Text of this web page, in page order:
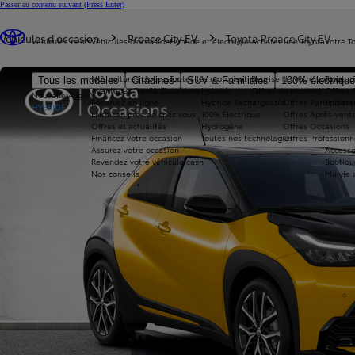
Passer au contenu suivant (Press Enter)
Véhicules neufs
Tous les modèles Citadines SUV & Familiales 100%
Nouvelle Aygo X
HYBRIDE
Véhicules d'occasion
Nos voitures d'occasion
Avantages Toyota Occasions
Réservez en ligne
Livraison près de chez vous
Offres et actualités
Financez votre occasion
Assurez votre occasion
Revendez votre véhicule cash
Nos conseils
Hybride et électrique
Toutes les motorisations
Hybride
Hybride Rechargeable
100% Électrique
Hydrogène
Toutes nos technologies
Acheter une Toyota
Reprise de votre voiture
Offres du moment
Offres Après-
Offres Occasions
Offres
Votre
Toyota
Offres
Ma vie
Véhicules d'occasion Proace City EV Toyota Proace City EV